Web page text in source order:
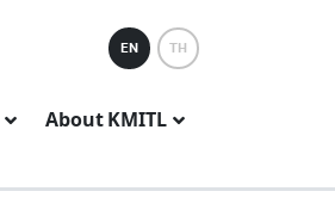
EN TH
About KMITL